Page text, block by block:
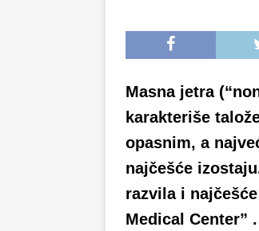
Masna jetra
karakteriše
opasnim, a
najčešće
razvila i
Medical Center” .